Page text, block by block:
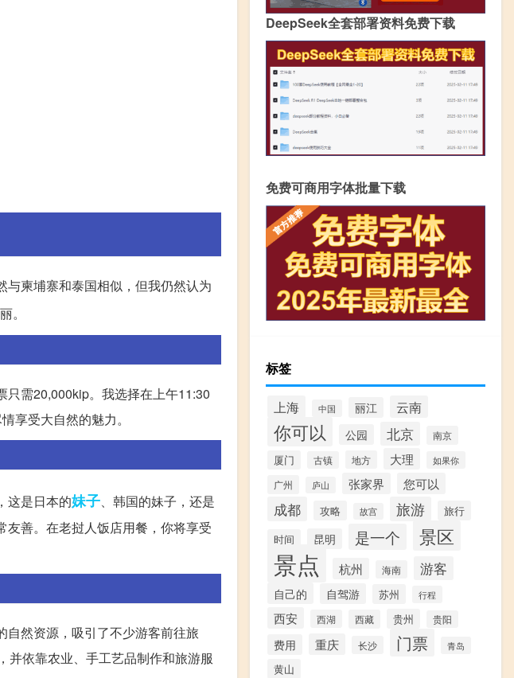
柬埔寨和泰国相似，但我仍然认为
。
需20,000kip。我选择在上午11:30
享受大自然的魅力。
这是日本的妹子、韩国的妹子，还是
善。在老挝人饭店用餐，你将享受
然资源，吸引了不少游客前往旅
并依靠农业、手工艺品制作和旅游服
DeepSeek全套部署资料免费下载
免费可商用字体批量下载
标签
上海 中国 丽江 云南
你可以 公园 北京
南京
厦门
古镇 地方 大理 如果你
广州 庐山 张家界 您可以
成都 攻略 故宫 旅游
旅行
时间
昆明 是一个 景区
景点 杭州 海南 游客
自己的 自驾游 苏州 行程
西安 西湖 西藏 贵州 贵阳
费用 重庆 长沙 门票 青岛
黄山